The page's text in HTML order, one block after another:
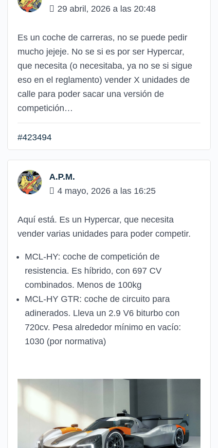
29 abril, 2026 a las 20:48
Es un coche de carreras, no se puede pedir
mucho jejeje. No se si es por ser Hypercar,
que necesita (o necesitaba, ya no se si sigue
eso en el reglamento) vender X unidades de
calle para poder sacar una versión de
competición…
#423494
A.P.M.
4 mayo, 2026 a las 16:25
Aquí está. Es un Hypercar, que necesita
vender varias unidades para poder competir.
MCL-HY: coche de competición de
resistencia. Es híbrido, con 697 CV
combinados. Menos de 100kg
MCL-HY GTR: coche de circuito para
adinerados. Lleva un 2.9 V6 biturbo con
720cv. Pesa alrededor mínimo en vacío:
1030 (por normativa)